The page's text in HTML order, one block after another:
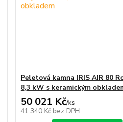
Peletová kamna IRIS AIR 80
8,3 kW s keramickým
50 021 Kč/ks
41 340 Kč bez DPH